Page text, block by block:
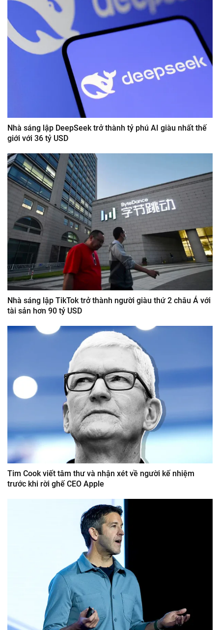
Nhà sáng lập DeepSeek trở thành tỷ phú AI giàu nhất thế
giới với 36 tỷ USD
Nhà sáng lập TikTok trở thành người giàu thứ 2 châu Á với
tài sản hơn 90 tỷ USD
Tim Cook viết tâm thư và nhận xét về người kế nhiệm
trước khi rời ghế CEO Apple